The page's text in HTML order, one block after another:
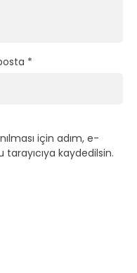
*
için adım, e-
kaydedilsin.